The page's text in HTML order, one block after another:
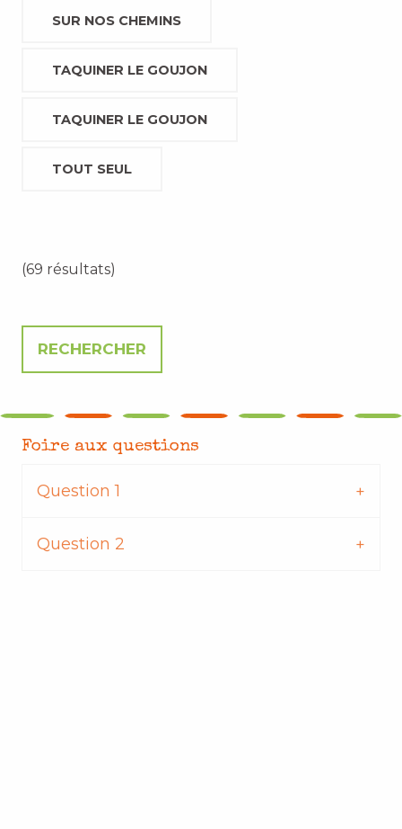
SUR NOS CHEMINS
TAQUINER LE GOUJON
TAQUINER LE GOUJON
TOUT SEUL
(69 résultats)
Foire aux questions
Question 1
Question 2